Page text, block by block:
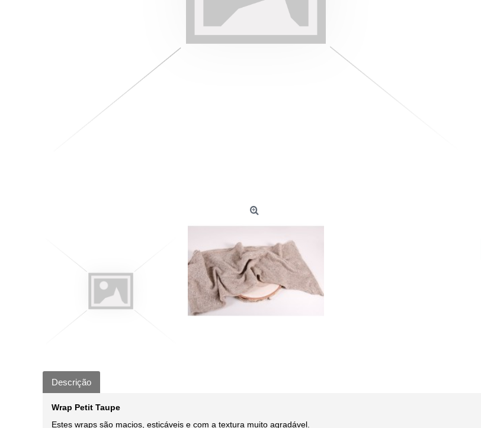
Descrição
Wrap Petit Taupe
Estes wraps são macios, esticáveis e com a textura muito agradável.